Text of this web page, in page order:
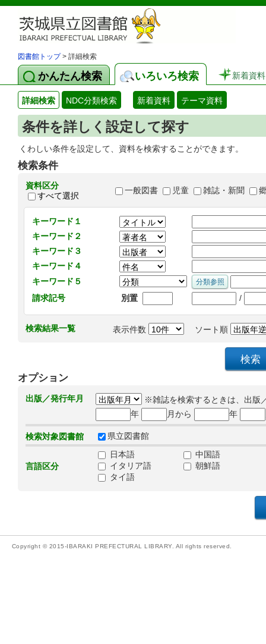
図書館トップ> 詳細検索
かんたん検索 いろいろ検索 新着資料
詳細検索 NDC分類検索 新着資料 テーマ資料
条件を詳しく設定して探す
くわしい条件を設定して、資料を検索することができます。
検索条件
資料区分
すべて選択
一般図書 児童 雑誌・新聞
キーワード１
キーワード２
キーワード３
キーワード４
キーワード５
請求記号
別置 /
検索結果一覧 表示件数 ソート順
オプション
出版／発行年月
※雑誌を検索するときは、出版
年
月から 年
検索対象図書館 県立図書館
言語区分
日本語
中国語
イタリア語
朝鮮語
タイ語
Copyright © 2015-IBARAKI PREFECTURAL LIBRARY. All rights reserved.